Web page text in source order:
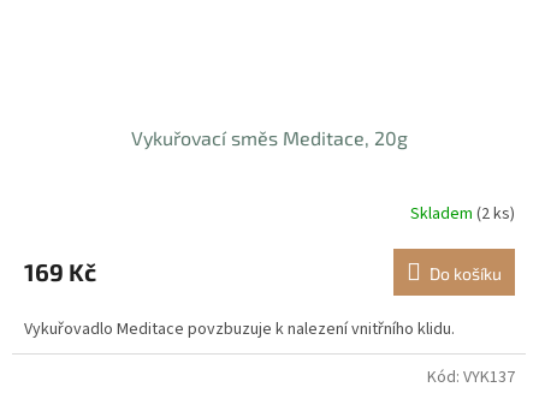
Vykuřovací směs Meditace, 20g
Skladem (2 ks)
169 Kč Do košíku
Vykuřovadlo Meditace povzbuzuje k nalezení vnitřního klidu.
Kód: VYK137